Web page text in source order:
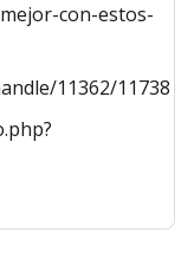
con-estos-
11362/11738